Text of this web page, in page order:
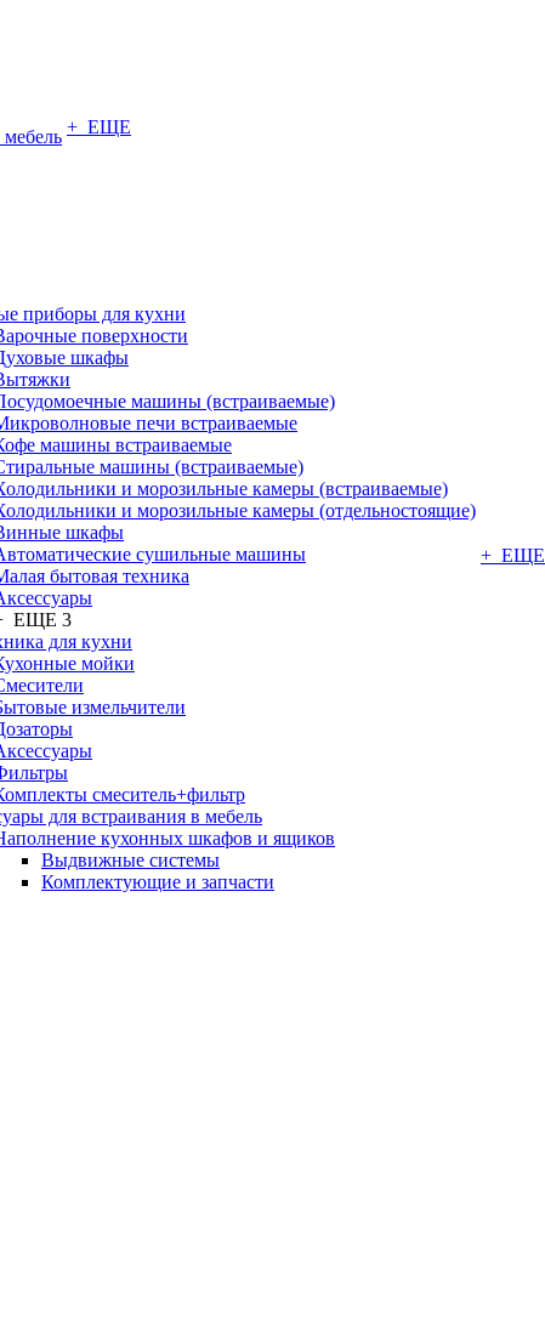
+ ЕЩЕ
приборы для кухни
поверхности
шкафы
машины (встраиваемые)
печи встраиваемые
машины встраиваемые
машины (встраиваемые)
и морозильные камеры (встраиваемые)
и морозильные камеры (отдельностоящие)
шкафы
сушильные машины
бытовая техника
ЕЩЕ 3
для кухни
мойки
измельчители
смеситель+фильтр
для встраивания в мебель
кухонных шкафов и ящиков
Выдвижные системы
Комплектующие и запчасти
+ ЕЩЕ